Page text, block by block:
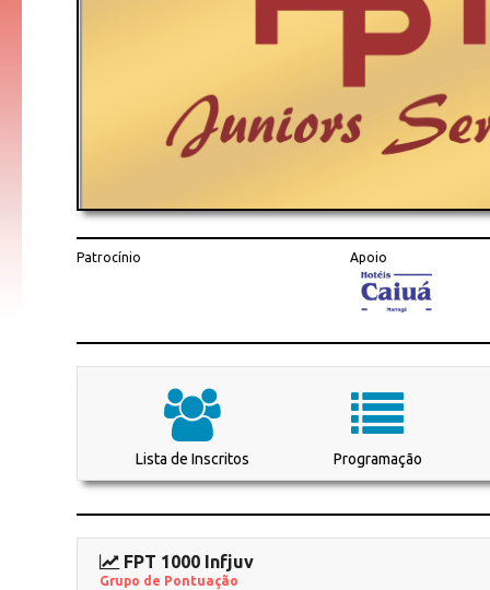
Patrocínio Apoio
Lista de Inscritos Programação
FPT 1000 Infjuv
Grupo de Pontuação